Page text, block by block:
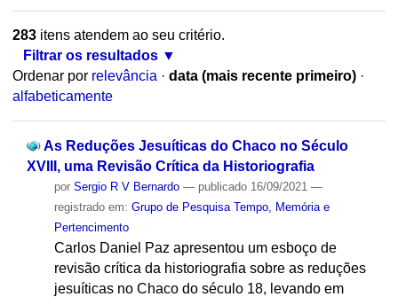
283itens atendem ao seu critério.
Filtrar os resultados
Ordenar por relevância · data (mais recente primeiro) ·
alfabeticamente
As Reduções Jesuíticas do Chaco no Século
XVIII, uma Revisão Crítica da Historiografia
por Sergio R V Bernardo — publicado16/09/2021 —
registrado em: Grupo de Pesquisa Tempo, Memória e
Pertencimento
Carlos Daniel Paz apresentou um esboço de
revisão crítica da historiografia sobre as reduções
jesuíticas no Chaco do século 18, levando em